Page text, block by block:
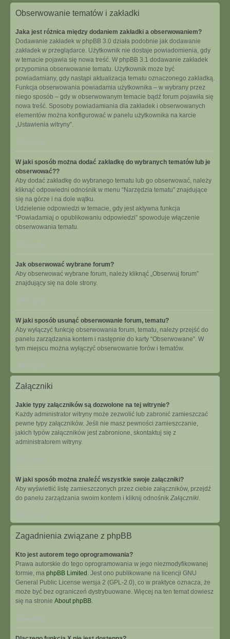
Obserwowanie tematów i zakładki
Jaka jest różnica między dodaniem zakładki a obserwowaniem?
Dodawanie zakładek w phpBB 3.0 działa podobnie jak dodawanie
zakładek w przeglądarce. Użytkownik nie dostaje powiadomienia, gdy
w temacie pojawia się nowa treść. W phpBB 3.1 dodawanie zakładek
przypomina obserwowanie tematu. Użytkownik może być
powiadamiany, gdy nastąpi aktualizacja tematu oznaczonego zakładką.
Funkcja obserwowania powiadamia użytkownika – w wybrany przez
niego sposób – gdy w obserwowanym temacie bądź forum pojawiła się
nowa treść. Sposoby powiadamiania dla zakładek i obserwowanych
elementów można konfigurować w panelu użytkownika na karcie
„Ustawienia witryny”.
Na górę
W jaki sposób można dodać zakładkę do wybranych tematów lub je
obserwować??
Aby dodać zakładkę do wybranego tematu lub go obserwować, należy
kliknąć odpowiedni odnośnik w menu “Narzędzia tematu” znajdujące
się na górze i na dole wątku.
Udzielenie odpowiedzi w temacie, gdy jest aktywna funkcja
“Powiadamiaj o opublikowaniu odpowiedzi” spowoduje włączenie
obserwowania tematu.
Na górę
Jak obserwować wybrane forum?
Aby obserwować wybrane forum, należy kliknąć „Obserwuj forum”
znajdujący się na dole strony.
Na górę
W jaki sposób usunąć obserwowanie forum, tematu?
Aby wyłączyć funkcję obserwowania forum, tematu, należy przejść do
panelu zarządzania kontem i następnie do karty “Obserwowane”. W
tym miejscu można wyłączyć obserwowanie forów i tematów.
Na górę
Załączniki
Jakie typy załączników są dozwolone na tej witrynie?
Każdy administrator witryny może zezwolić lub zabronić zamieszczać
pewne typy załączników. Jeśli nie masz pewności zamieszczanie,
jakich typów załączników jest zabronione, skontaktuj się z
administratorem witryny.
W jaki sposób można znaleźć wszystkie swoje załączniki?
Aby wyświetlić listę zamieszczonych przez ciebie załączników, przejdź
do panelu zarządzania swoim kontem i kliknij odnośnik Załączniki.
Zagadnienia związane z phpBB
Kto jest autorem tego oprogramowania?
Prawa autorskie do tego oprogramowania w jego niezmodyfikowanej
formie, ma phpBB Limited . Jest ono publikowane na licencji GNU
General Public License wersja 2 (GPL-2.0), co w praktyce oznacza, że
może być bez ograniczeń dystrybuowane. Więcej na ten temat dowiesz
się na stronie About phpBB.
Na górę